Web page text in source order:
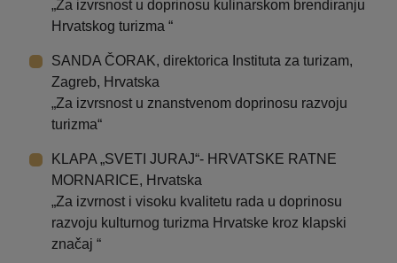
„Za izvrsnost u doprinosu kulinarskom brendiranju
Hrvatskog turizma “
SANDA ČORAK, direktorica Instituta za turizam,
Zagreb, Hrvatska
„Za izvrsnost u znanstvenom doprinosu razvoju
turizma“
KLAPA „SVETI JURAJ“- HRVATSKE RATNE
MORNARICE, Hrvatska
„Za izvrnost i visoku kvalitetu rada u doprinosu
razvoju kulturnog turizma Hrvatske kroz klapski
značaj “